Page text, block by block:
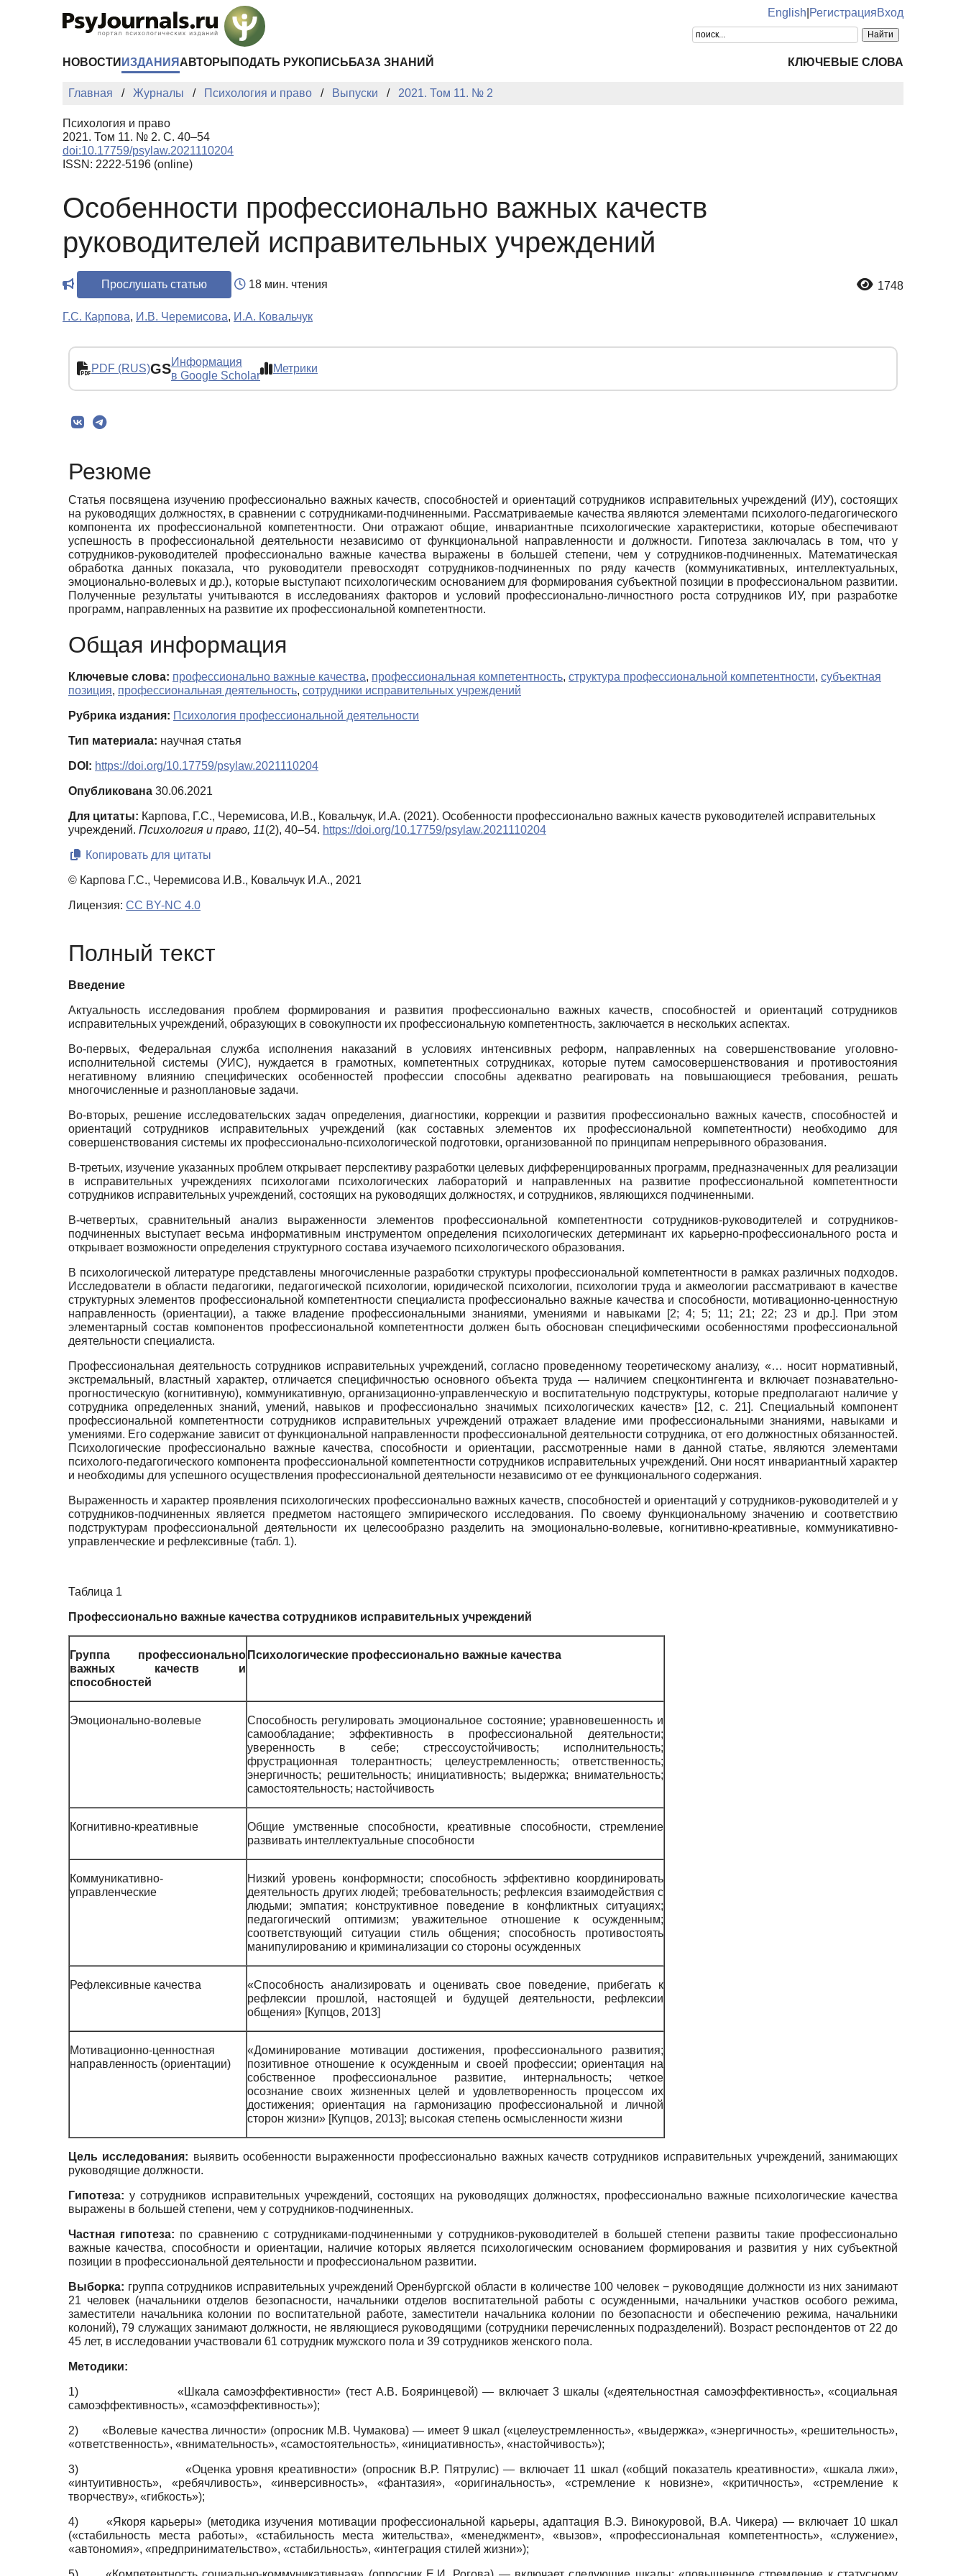
English РегистрацияВход
НОВОСТИ ИЗДАНИЯ АВТОРЫ ПОДАТЬ РУКОПИСЬ БАЗА ЗНАНИЙ КЛЮЧЕВЫЕ СЛОВА
Главная Журналы Психология и право Выпуски 2021. Том 11. № 2
Психология и право
2021. Том 11. № 2. С. 40–54
doi:10.17759/psylaw.2021110204
ISSN: 2222-5196 (online)
Особенности профессионально важных качеств
руководителей исправительных учреждений
Прослушать статью 18 мин. чтения 1748
Г.С. Карпова, И.В. Черемисова, И.А. Ковальчук
PDF (RUS)GSИнформация
в Google Scholar
Метрики
Резюме
Статья посвящена изучению профессионально важных качеств, способностей и ориентаций сотрудников исправительных учреждений (ИУ), состоящих
на руководящих должностях, в сравнении с сотрудниками-подчиненными. Рассматриваемые качества являются элементами психолого-педагогического
компонента их профессиональной компетентности. Они отражают общие, инвариантные психологические характеристики, которые обеспечивают
успешность в профессиональной деятельности независимо от функциональной направленности и должности. Гипотеза заключалась в том, что у
сотрудников-руководителей профессионально важные качества выражены в большей степени, чем у сотрудников-подчиненных. Математическая
обработка данных показала, что руководители превосходят сотрудников-подчиненных по ряду качеств (коммуникативных, интеллектуальных,
эмоционально-волевых и др.), которые выступают психологическим основанием для формирования субъектной позиции в профессиональном развитии.
Полученные результаты учитываются в исследованиях факторов и условий профессионально-личностного роста сотрудников ИУ, при разработке
программ, направленных на развитие их профессиональной компетентности.
Общая информация
Ключевые слова: профессионально важные качества, профессиональная компетентность, структура профессиональной компетентности, субъектная
позиция, профессиональная деятельность, сотрудники исправительных учреждений
Рубрика издания: Психология профессиональной деятельности
Тип материала: научная статья
DOI: https://doi.org/10.17759/psylaw.2021110204
Опубликована 30.06.2021
Для цитаты: Карпова, Г.С., Черемисова, И.В., Ковальчук, И.А. (2021). Особенности профессионально важных качеств руководителей исправительных
учреждений. Психология и право, 11(2), 40–54. https://doi.org/10.17759/psylaw.2021110204
Копировать для цитаты
© Карпова Г.С., Черемисова И.В., Ковальчук И.А., 2021
Лицензия: CC BY-NC 4.0
Полный текст
Введение
Актуальность исследования проблем формирования и развития профессионально важных качеств, способностей и ориентаций сотрудников
исправительных учреждений, образующих в совокупности их профессиональную компетентность, заключается в нескольких аспектах.
Во-первых, Федеральная служба исполнения наказаний в условиях интенсивных реформ, направленных на совершенствование уголовно-
исполнительной системы (УИС), нуждается в грамотных, компетентных сотрудниках, которые путем самосовершенствования и противостояния
негативному влиянию специфических особенностей профессии способны адекватно реагировать на повышающиеся требования, решать
многочисленные и разноплановые задачи.
Во-вторых, решение исследовательских задач определения, диагностики, коррекции и развития профессионально важных качеств, способностей и
ориентаций сотрудников исправительных учреждений (как составных элементов их профессиональной компетентности) необходимо для
совершенствования системы их профессионально-психологической подготовки, организованной по принципам непрерывного образования.
В-третьих, изучение указанных проблем открывает перспективу разработки целевых дифференцированных программ, предназначенных для реализации
в исправительных учреждениях психологами психологических лабораторий и направленных на развитие профессиональной компетентности
сотрудников исправительных учреждений, состоящих на руководящих должностях, и сотрудников, являющихся подчиненными.
В-четвертых, сравнительный анализ выраженности элементов профессиональной компетентности сотрудников-руководителей и сотрудников-
подчиненных выступает весьма информативным инструментом определения психологических детерминант их карьерно-профессионального роста и
открывает возможности определения структурного состава изучаемого психологического образования.
В психологической литературе представлены многочисленные разработки структуры профессиональной компетентности в рамках различных подходов.
Исследователи в области педагогики, педагогической психологии, юридической психологии, психологии труда и акмеологии рассматривают в качестве
структурных элементов профессиональной компетентности специалиста профессионально важные качества и способности, мотивационно-ценностную
направленность (ориентации), а также владение профессиональными знаниями, умениями и навыками [2; 4; 5; 11; 21; 22; 23 и др.]. При этом
элементарный состав компонентов профессиональной компетентности должен быть обоснован специфическими особенностями профессиональной
деятельности специалиста.
Профессиональная деятельность сотрудников исправительных учреждений, согласно проведенному теоретическому анализу, «… носит нормативный,
экстремальный, властный характер, отличается специфичностью основного объекта труда — наличием спецконтингента и включает познавательно-
прогностическую (когнитивную), коммуникативную, организационно-управленческую и воспитательную подструктуры, которые предполагают наличие у
сотрудника определенных знаний, умений, навыков и профессионально значимых психологических качеств» [12, с. 21]. Специальный компонент
профессиональной компетентности сотрудников исправительных учреждений отражает владение ими профессиональными знаниями, навыками и
умениями. Его содержание зависит от функциональной направленности профессиональной деятельности сотрудника, от его должностных обязанностей.
Психологические профессионально важные качества, способности и ориентации, рассмотренные нами в данной статье, являются элементами
психолого-педагогического компонента профессиональной компетентности сотрудников исправительных учреждений. Они носят инвариантный характер
и необходимы для успешного осуществления профессиональной деятельности независимо от ее функционального содержания.
Выраженность и характер проявления психологических профессионально важных качеств, способностей и ориентаций у сотрудников-руководителей и у
сотрудников-подчиненных является предметом настоящего эмпирического исследования. По своему функциональному значению и соответствию
подструктурам профессиональной деятельности их целесообразно разделить на эмоционально-волевые, когнитивно-креативные, коммуникативно-
управленческие и рефлексивные (табл. 1).
Таблица 1
Профессионально важные качества сотрудников исправительных учреждений
Группа профессионально
важных качеств и
способностей
Психологические профессионально важные качества
Эмоционально-волевые
Способность регулировать эмоциональное состояние; уравновешенность и
самообладание; эффективность в профессиональной деятельности;
уверенность в себе; стрессоустойчивость; исполнительность;
фрустрационная толерантность; целеустремленность; ответственность;
энергичность; решительность; инициативность; выдержка; внимательность;
самостоятельность; настойчивость
Когнитивно-креативные
Общие умственные способности, креативные способности, стремление
развивать интеллектуальные способности
Коммуникативно-
управленческие
Низкий уровень конформности; способность эффективно координировать
деятельность других людей; требовательность; рефлексия взаимодействия с
людьми; эмпатия; конструктивное поведение в конфликтных ситуациях;
педагогический оптимизм; уважительное отношение к осужденным;
соответствующий ситуации стиль общения; способность противостоять
манипулированию и криминализации со стороны осужденных
Рефлексивные качества
«Способность анализировать и оценивать свое поведение, прибегать к
рефлексии прошлой, настоящей и будущей деятельности, рефлексии
общения» [Купцов, 2013]
Мотивационно-ценностная
направленность (ориентации)
«Доминирование мотивации достижения, профессионального развития;
позитивное отношение к осужденным и своей профессии; ориентация на
собственное профессиональное развитие, интернальность; четкое
осознание своих жизненных целей и удовлетворенность процессом их
достижения; ориентация на гармонизацию профессиональной и личной
сторон жизни» [Купцов, 2013]; высокая степень осмысленности жизни
Цель исследования: выявить особенности выраженности профессионально важных качеств сотрудников исправительных учреждений, занимающих
руководящие должности.
Гипотеза: у сотрудников исправительных учреждений, состоящих на руководящих должностях, профессионально важные психологические качества
выражены в большей степени, чем у сотрудников-подчиненных.
Частная гипотеза: по сравнению с сотрудниками-подчиненными у сотрудников-руководителей в большей степени развиты такие профессионально
важные качества, способности и ориентации, наличие которых является психологическим основанием формирования и развития у них субъектной
позиции в профессиональной деятельности и профессиональном развитии.
Выборка: группа сотрудников исправительных учреждений Оренбургской области в количестве 100 человек − руководящие должности из них занимают
21 человек (начальники отделов безопасности, начальники отделов воспитательной работы с осужденными, начальники участков особого режима,
заместители начальника колонии по воспитательной работе, заместители начальника колонии по безопасности и обеспечению режима, начальники
колоний), 79 служащих занимают должности, не являющиеся руководящими (сотрудники перечисленных подразделений). Возраст респондентов от 22 до
45 лет, в исследовании участвовали 61 сотрудник мужского пола и 39 сотрудников женского пола.
Методики:
1) «Шкала самоэффективности» (тест А.В. Бояринцевой) — включает 3 шкалы («деятельностная самоэффективность», «социальная
самоэффективность», «самоэффективность»);
2) «Волевые качества личности» (опросник М.В. Чумакова) — имеет 9 шкал («целеустремленность», «выдержка», «энергичность», «решительность»,
«ответственность», «внимательность», «самостоятельность», «инициативность», «настойчивость»);
3) «Оценка уровня креативности» (опросник В.Р. Пятрулис) — включает 11 шкал («общий показатель креативности», «шкала лжи»,
«интуитивность», «ребячливость», «инверсивность», «фантазия», «оригинальность», «стремление к новизне», «критичность», «стремление к
творчеству», «гибкость»);
4) «Якоря карьеры» (методика изучения мотивации профессиональной карьеры, адаптация В.Э. Винокуровой, В.А. Чикера) — включает 10 шкал
(«стабильность места работы», «стабильность места жительства», «менеджмент», «вызов», «профессиональная компетентность», «служение»,
«автономия», «предпринимательство», «стабильность», «интеграция стилей жизни»);